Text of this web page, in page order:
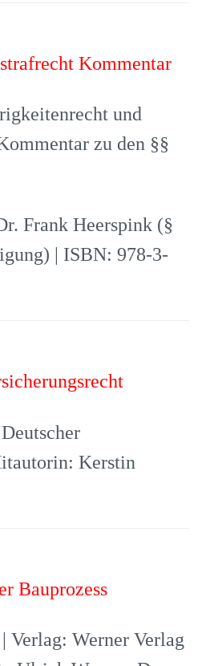
Kommentar
und
zu den §§
Frank Heerspink (§
| ISBN: 978-3-
Kerstin
Bauprozess
Verlag: Werner Verlag